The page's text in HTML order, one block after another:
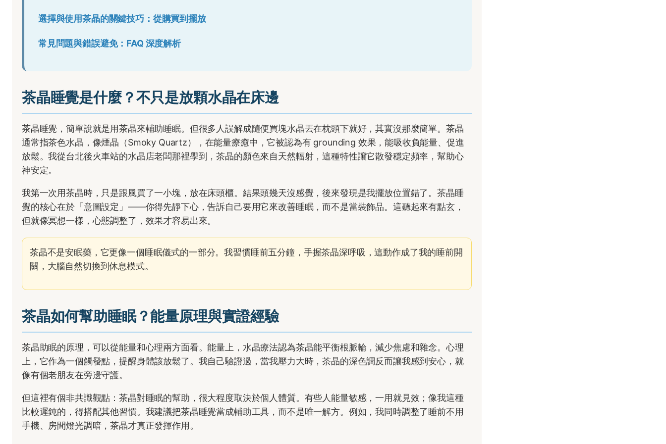
選擇與使用茶晶的關鍵技巧：從購買到擺放
常見問題與錯誤避免：FAQ 深度解析
茶晶睡覺是什麼？不只是放顆水晶在床邊
茶晶睡覺，簡單說就是用茶晶來輔助睡眠。但很多人誤解成隨便買塊水晶丟在枕頭下就好，其實沒那麼簡單。茶晶
通常指茶色水晶，像煙晶（Smoky Quartz），在能量療癒中，它被認為有 grounding 效果，能吸收負能量、促進
放鬆。我從台北後火車站的水晶店老闆那裡學到，茶晶的顏色來自天然輻射，這種特性讓它散發穩定頻率，幫助心
神安定。
我第一次用茶晶時，只是跟風買了一小塊，放在床頭櫃。結果頭幾天沒感覺，後來發現是我擺放位置錯了。茶晶睡
覺的核心在於「意圖設定」——你得先靜下心，告訴自己要用它來改善睡眠，而不是當裝飾品。這聽起來有點玄，
但就像冥想一樣，心態調整了，效果才容易出來。
茶晶不是安眠藥，它更像一個睡眠儀式的一部分。我習慣睡前五分鐘，手握茶晶深呼吸，這動作成了我的睡前開
關，大腦自然切換到休息模式。
茶晶如何幫助睡眠？能量原理與實證經驗
茶晶助眠的原理，可以從能量和心理兩方面看。能量上，水晶療法認為茶晶能平衡根脈輪，減少焦慮和雜念。心理
上，它作為一個觸發點，提醒身體該放鬆了。我自己驗證過，當我壓力大時，茶晶的深色調反而讓我感到安心，就
像有個老朋友在旁邊守護。
但這裡有個非共識觀點：茶晶對睡眠的幫助，很大程度取決於個人體質。有些人能量敏感，一用就見效；像我這種
比較遲鈍的，得搭配其他習慣。我建議把茶晶睡覺當成輔助工具，而不是唯一解方。例如，我同時調整了睡前不用
手機、房間燈光調暗，茶晶才真正發揮作用。